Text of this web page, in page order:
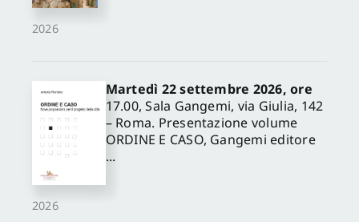
2026
2026
Martedì 22 settembre 2026, ore
17.00, Sala Gangemi, via Giulia, 142
– Roma. Presentazione volume
ORDINE E CASO, Gangemi editore
...